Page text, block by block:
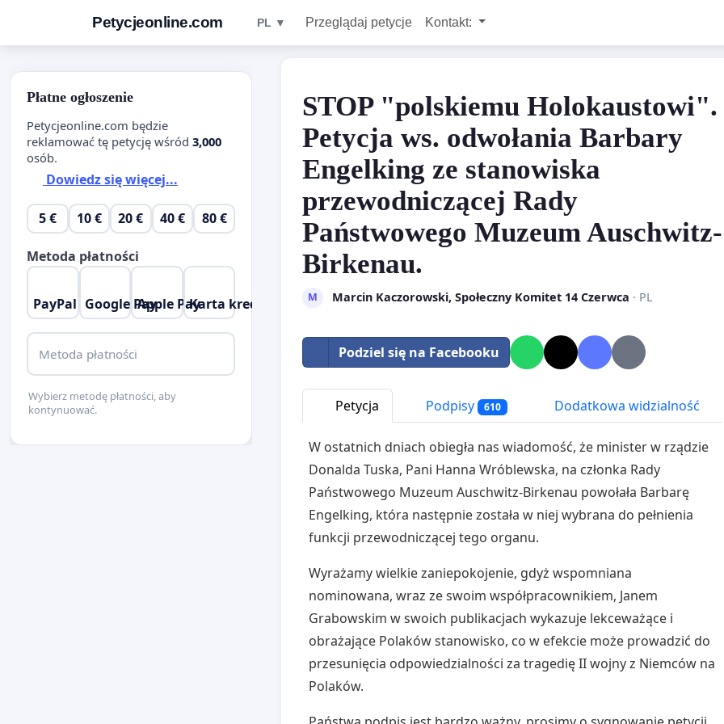
Petycjeonline.com PL ▼ Przeglądaj petycje Kontakt:
STOP "polskiemu Holokaustowi".
Petycja ws. odwołania Barbary
Engelking ze stanowiska
przewodniczącej Rady
Państwowego Muzeum Auschwitz-
Birkenau.
M Marcin Kaczorowski, Społeczny Komitet 14 Czerwca · PL
Podziel się na Facebooku
Petycja Podpisy 610 Dodatkowa widzialność
W ostatnich dniach obiegła nas wiadomość, że minister w rządzie
Donalda Tuska, Pani Hanna Wróblewska, na członka Rady
Państwowego Muzeum Auschwitz-Birkenau powołała Barbarę
Engelking, która następnie została w niej wybrana do pełnienia
funkcji przewodniczącej tego organu.
Wyrażamy wielkie zaniepokojenie, gdyż wspomniana
nominowana, wraz ze swoim współpracownikiem, Janem
Grabowskim w swoich publikacjach wykazuje lekceważące i
obrażające Polaków stanowisko, co w efekcie może prowadzić do
przesunięcia odpowiedzialności za tragedię II wojny z Niemców na
Polaków.
Płatne ogłoszenie
Petycjeonline.com będzie
reklamować tę petycję wśród 3,000
osób.
Dowiedz się więcej...
5 € 10 € 20 € 40 € 80 €
Metoda płatności
PayPal Google PayApple PayKarta kredytowa
Metoda płatności
Wybierz metodę płatności, aby
kontynuować.